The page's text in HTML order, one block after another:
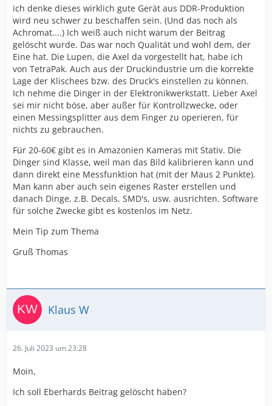
ich denke dieses wirklich gute Gerät aus DDR-Produktion
wird neu schwer zu beschaffen sein. (Und das noch als
Achromat....) Ich weiß auch nicht warum der Beitrag
gelöscht wurde. Das war noch Qualität und wohl dem, der
Eine hat. Die Lupen, die Axel da vorgestellt hat, habe ich
von TetraPak. Auch aus der Druckindustrie um die korrekte
Lage der Klischees bzw. des Druck's einstellen zu können.
Ich nehme die Dinger in der Elektronikwerkstatt. Lieber Axel
sei mir nicht böse, aber außer für Kontrollzwecke, oder
einen Messingsplitter aus dem Finger zu operieren, für
nichts zu gebrauchen.
Für 20-60€ gibt es in Amazonien Kameras mit Stativ. Die
Dinger sind Klasse, weil man das Bild kalibrieren kann und
dann direkt eine Messfunktion hat (mit der Maus 2 Punkte).
Man kann aber auch sein eigenes Raster erstellen und
danach Dinge, z.B. Decals, SMD's, usw. ausrichten. Software
für solche Zwecke gibt es kostenlos im Netz.
Mein Tip zum Thema
Gruß Thomas
Klaus W
26. Juli 2023 um 23:28
Moin,
Ich soll Eberhards Beitrag gelöscht haben?